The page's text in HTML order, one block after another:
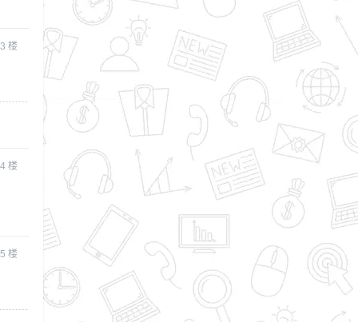
楼
楼
楼